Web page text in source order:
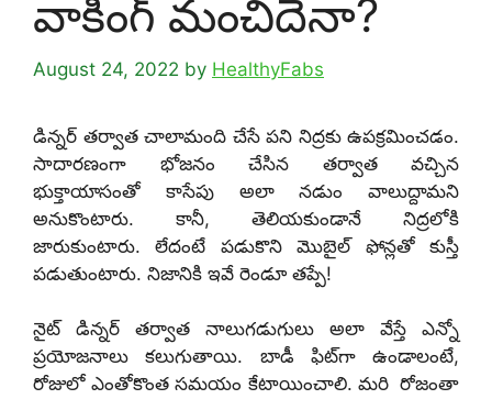
వాకింగ్ మంచిదేనా?
August 24, 2022 by HealthyFabs
డిన్నర్ తర్వాత చాలామంది చేసే పని నిద్రకు ఉపక్రమించడం.
సాదారణంగా భోజనం చేసిన తర్వాత వచ్చిన
భుక్తాయాసంతో కాసేపు అలా నడుం వాలుద్దామని
అనుకొంటారు. కానీ, తెలియకుండానే నిద్రలోకి
జారుకుంటారు. లేదంటే పడుకొని మొబైల్ ఫోన్లతో కుస్తీ
పడుతుంటారు. నిజానికి ఇవే రెండూ తప్పే!
నైట్ డిన్నర్ తర్వాత నాలుగడుగులు అలా వేస్తే ఎన్నో
ప్రయోజనాలు కలుగుతాయి. బాడీ ఫిట్‌గా ఉండాలంటే,
రోజులో ఎంతోకొంత సమయం కేటాయించాలి. మరి రోజంతా